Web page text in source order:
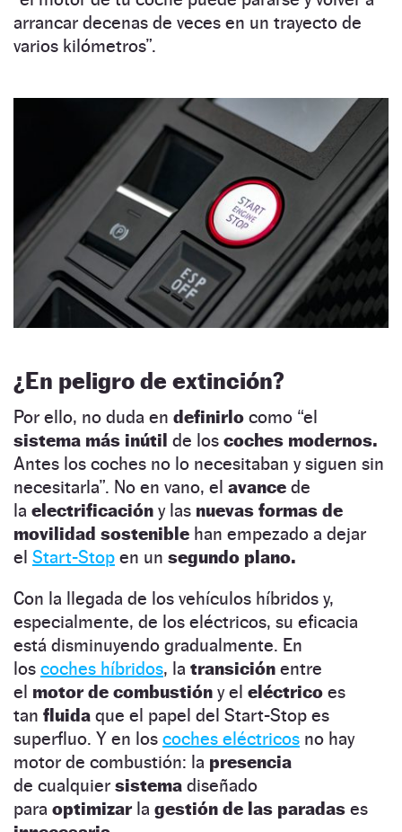
arrancar decenas de veces en un trayecto de
varios kilómetros”.
¿En peligro de extinción?
Por ello, no duda en definirlo como “el
sistema más inútil de los coches modernos.
Antes los coches no lo necesitaban y siguen sin
necesitarla”. No en vano, el avance de
la electrificación y las nuevas formas de
movilidad sostenible han empezado a dejar
el Start-Stop en un segundo plano.
Con la llegada de los vehículos híbridos y,
especialmente, de los eléctricos, su eficacia
está disminuyendo gradualmente. En
los coches híbridos, la transición entre
el motor de combustión y el eléctrico es
tan fluida que el papel del Start-Stop es
superfluo. Y en los coches eléctricos no hay
motor de combustión: la presencia
de cualquier sistema diseñado
para optimizar la gestión de las paradas es